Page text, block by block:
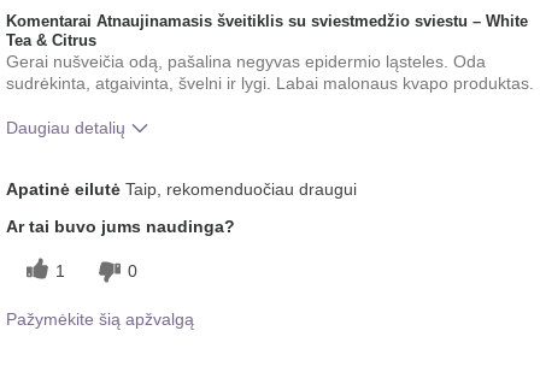
Komentarai Atnaujinamasis šveitiklis su sviestmedžio sviestu – White
Tea & Citrus
Gerai nušveičia odą, pašalina negyvas epidermio ląsteles. Oda
sudrėkinta, atgaivinta, švelni ir lygi. Labai malonaus kvapo produktas.
Daugiau detalių
produkto naudojimo?
Apatinė eilutė Taip, rekomenduočiau draugui
Ar tai buvo jums naudinga?
1 0
Pažymėkite šią apžvalgą